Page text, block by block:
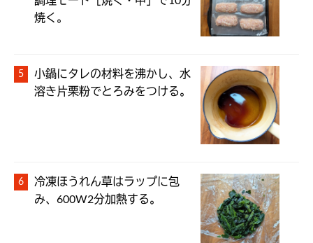
焼く。
小鍋にタレの材料を沸かし、水
溶き片栗粉でとろみをつける。
冷凍ほうれん草はラップに包
み、600W2分加熱する。